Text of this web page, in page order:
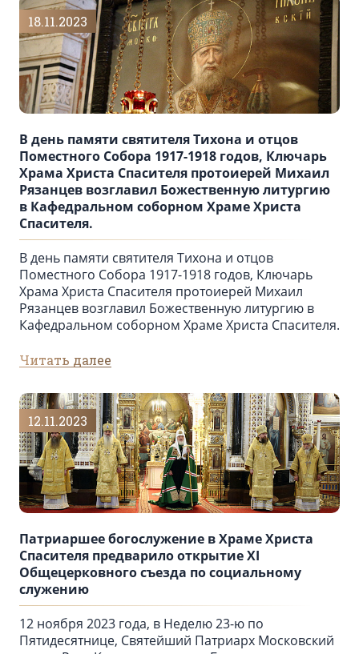
18.11.2023
В день памяти святителя Тихона и отцов
Поместного Собора 1917-1918 годов, Ключарь
Храма Христа Спасителя протоиерей Михаил
Рязанцев возглавил Божественную литургию
в Кафедральном cоборном Храме Христа
Спасителя.
В день памяти святителя Тихона и отцов
Поместного Собора 1917-1918 годов, Ключарь
Храма Христа Спасителя протоиерей Михаил
Рязанцев возглавил Божественную литургию в
Кафедральном cоборном Храме Христа Спасителя.
Читать далее
12.11.2023
Патриаршее богослужение в Храме Христа
Спасителя предварило открытие XI
Общецерковного съезда по социальному
служению
12 ноября 2023 года, в Неделю 23-ю по
Пятидесятнице, Святейший Патриарх Московский